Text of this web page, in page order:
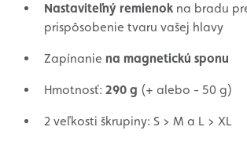
Nastaviteľný remienok na bradu
prispôsobenie tvaru vašej hlavy
Zapínanie na magnetickú sponu
Hmotnosť: 290 g (+ alebo - 50 g)
2 veľkosti škrupiny: S > M a L > XL